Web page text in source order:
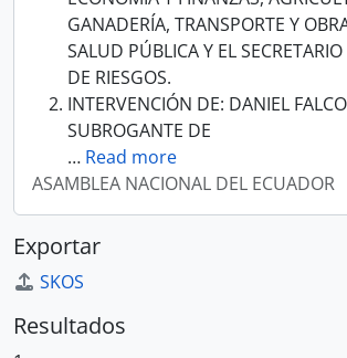
GANADERÍA, TRANSPORTE Y
SALUD PÚBLICA Y EL
DE RIESGOS.
INTERVENCIÓN DE: DANIEL
SUBROGANTE DE
… Read more
ASAMBLEA NACIONAL DEL ECUADOR
Exportar
SKOS
Resultados